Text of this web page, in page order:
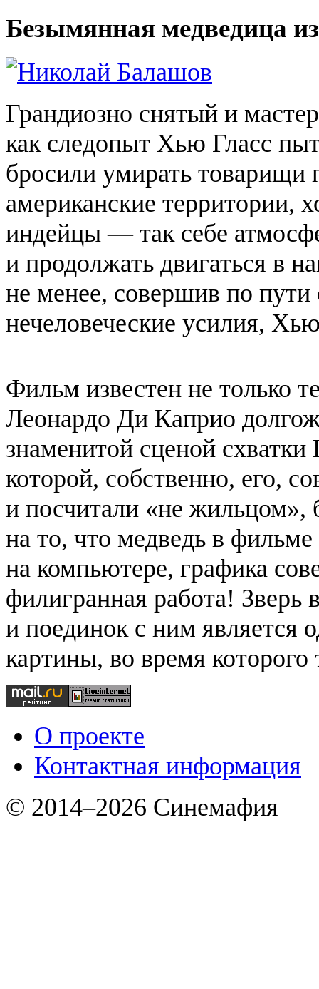
Безымянная медведица
Грандиозно снятый и
как следопыт Хью Гласс
бросили умирать товарищи
американские территории,
индейцы — так себе
и продолжать двигаться в
не менее, совершив по
нечеловеческие усилия,
Фильм известен не только
Леонардо Ди Каприо
знаменитой сценой схватки
которой, собственно, его,
и посчитали «не жильцом»,
на то, что медведь в
на компьютере, графика
филигранная работа!
и поединок с ним является
картины, во время
О проекте
Контактная информация
© 2014–2026 Синемафия